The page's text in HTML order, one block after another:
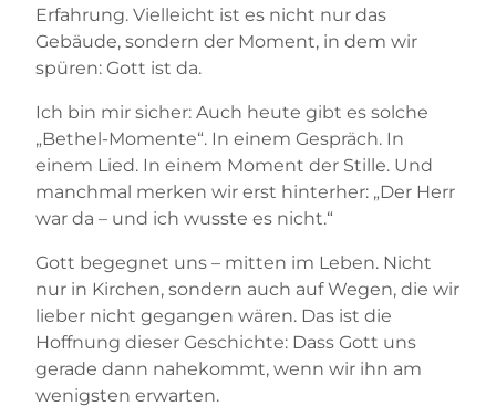
Erfahrung. Vielleicht ist es nicht nur das
Gebäude, sondern der Moment, in dem wir
spüren: Gott ist da.
Ich bin mir sicher: Auch heute gibt es solche
„Bethel-Momente“. In einem Gespräch. In
einem Lied. In einem Moment der Stille. Und
manchmal merken wir erst hinterher: „Der Herr
war da – und ich wusste es nicht.“
Gott begegnet uns – mitten im Leben. Nicht
nur in Kirchen, sondern auch auf Wegen, die wir
lieber nicht gegangen wären. Das ist die
Hoffnung dieser Geschichte: Dass Gott uns
gerade dann nahekommt, wenn wir ihn am
wenigsten erwarten.